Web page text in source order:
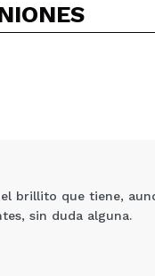
brillito que tiene,
sin duda alguna.